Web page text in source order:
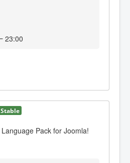
23:00
Stable
Pack for Joomla!